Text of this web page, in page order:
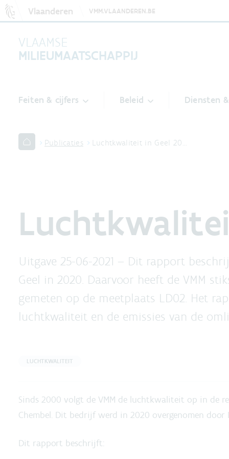
Vlaanderen VMM.VLAANDEREN.BE
VLAAMSE
MILIEUMAATSCHAPPIJ
Feiten & cijfers Beleid Diensten
Publicaties Luchtkwaliteit in Geel 20…
Uitgave 25-06-2021 – Dit rapport
Geel in 2020. Daarvoor heeft de VMM
gemeten op de meetplaats LD02. Het
luchtkwaliteit en de emissies van de
LUCHTKWALITEIT
Sinds 2000 volgt de VMM de luchtkwaliteit op in de
Chembel. Dit bedrijf werd in 2020 overgenomen door
Dit rapport beschrijft: